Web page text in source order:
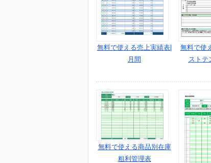
無料で使える売上実績表|
月間
無料で使
ストテ
無料で使える商品別在庫
粗利管理表